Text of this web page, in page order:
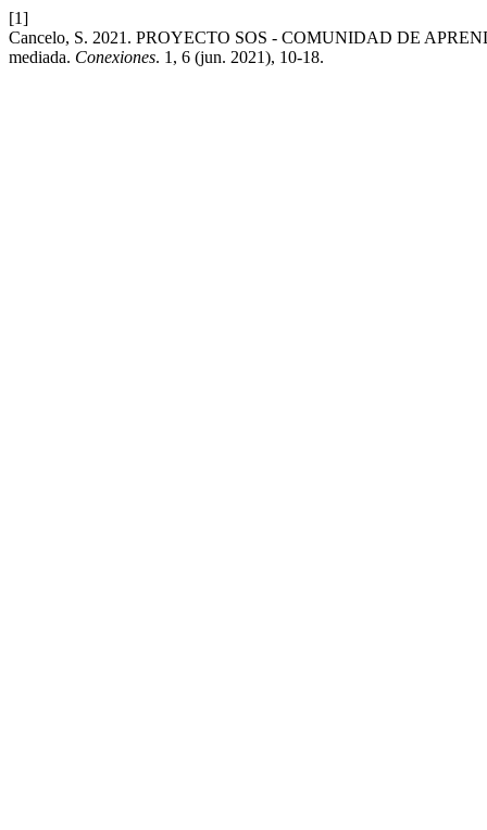
[1]
Cancelo, S. 2021. PROYECTO SOS - COMUNIDAD DE
mediada. Conexiones. 1, 6 (jun. 2021), 10-18.